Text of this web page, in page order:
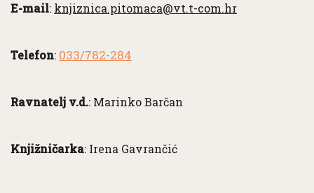
E-mail: knjiznica.pitomaca@vt.t-com.hr
Telefon: 033/782-284
Ravnatelj v.d.: Marinko Barčan
Knjižničarka: Irena Gavrančić